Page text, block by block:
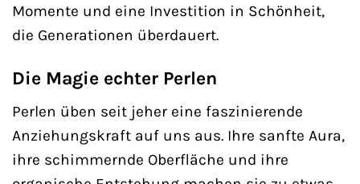
Momente und eine Investition in Schönheit,
die Generationen überdauert.
Die Magie echter Perlen
Perlen üben seit jeher eine faszinierende
Anziehungskraft auf uns aus. Ihre sanfte Aura,
ihre schimmernde Oberfläche und ihre